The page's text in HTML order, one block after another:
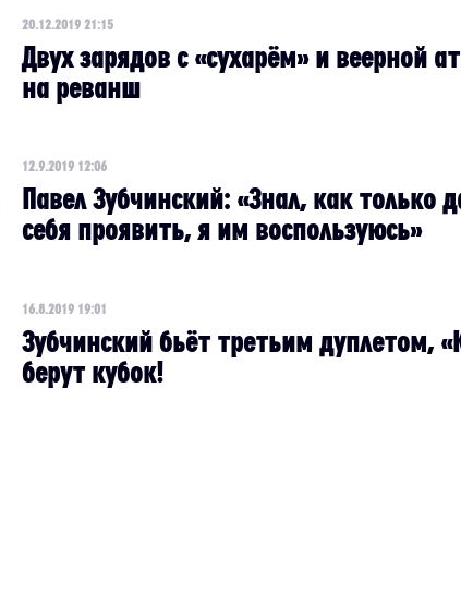
20.12.2019 21:15
Двух зарядов с «сухарём» и веерной
на реванш
12.9.2019 12:06
Павел Зубчинский: «Знал, как только
себя проявить, я им воспользуюсь»
16.8.2019 19:01
Зубчинский бьёт третьим дуплетом,
берут кубок!